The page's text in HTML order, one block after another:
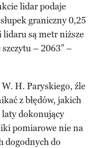
lidar podaje
graniczny 0,25
lidaru są metr niższe
– 2063” –
W. H. Paryskiego, źle
z błędów, jakich
dokonujący
pomiarowe nie na
dogodnych do